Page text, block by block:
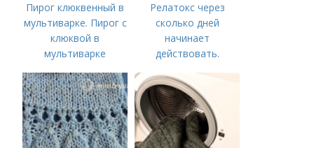
Пирог клюквенный в
мультиварке. Пирог с
клюквой в
мультиварке
Релатокс через
сколько дней
начинает
действовать.
«Ботоксом»